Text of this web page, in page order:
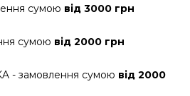
сумою від 3000 грн
сумою від 2000 грн
- замовлення сумою від 2000